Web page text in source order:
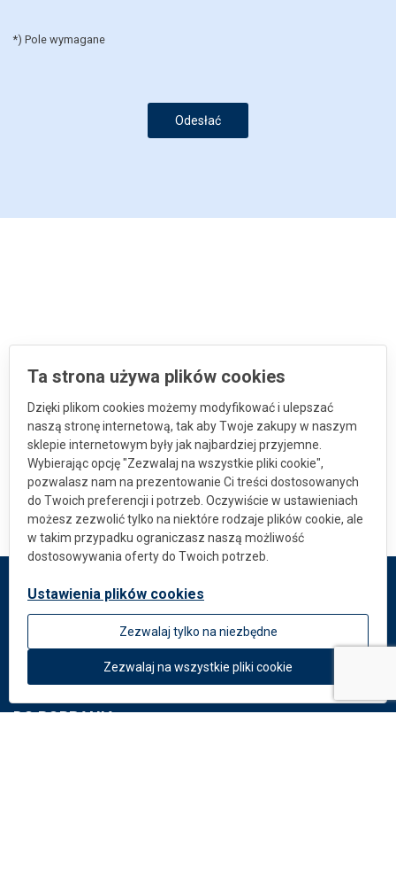
Ta strona używa plików cookies
Dzięki plikom cookies możemy modyfikować i ulepszać
naszą stronę internetową, tak aby Twoje zakupy w naszym
sklepie internetowym były jak najbardziej przyjemne.
Wybierając opcję "Zezwalaj na wszystkie pliki cookie",
pozwalasz nam na prezentowanie Ci treści dostosowanych
do Twoich preferencji i potrzeb. Oczywiście w ustawieniach
możesz zezwolić tylko na niektóre rodzaje plików cookie, ale
w takim przypadku ograniczasz naszą możliwość
dostosowywania oferty do Twoich potrzeb.
Zezwalaj na wszystkie pliki cookie
Zezwalaj tylko na niezbędne
Ustawienia plików cookies
*) Pole wymagane
Odesłać
DEKMETAL
DO POBRANIA